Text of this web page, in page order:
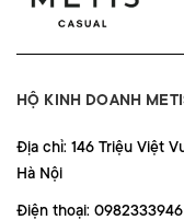
HỘ KINH DOANH
Địa chỉ: 146 Triệu Việt
Hà Nội
Điện thoại: 0982333946